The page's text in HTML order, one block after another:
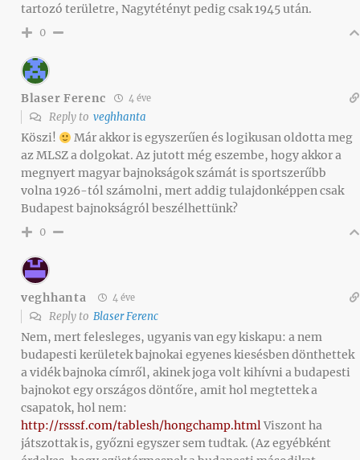
tartozó területre, Nagytétényt pedig csak 1945 után.
0
Blaser Ferenc 4 éve
Reply to veghhanta
Köszi!
Már akkor is egyszerűen és logikusan oldotta meg
az MLSZ a dolgokat. Az jutott még eszembe, hogy akkor a
megnyert magyar bajnokságok számát is sportszerűbb
volna 1926-tól számolni, mert addig tulajdonképpen csak
Budapest bajnokságról beszélhettünk?
0
veghhanta 4 éve
Reply to Blaser Ferenc
Nem, mert felesleges, ugyanis van egy kiskapu: a nem
budapesti kerületek bajnokai egyenes kiesésben dönthettek
a vidék bajnoka címről, akinek joga volt kihívni a budapesti
bajnokot egy országos döntőre, amit hol megtettek a
csapatok, hol nem:
http://rsssf.com/tablesh/hongchamp.htmlViszont ha
játszottak is, győzni egyszer sem tudtak. (Az egyébként